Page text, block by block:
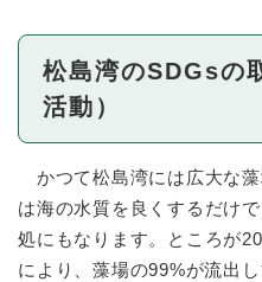
松島湾のSDGsの
活動）
かつて松島湾には広大な
は海の水質を良くするだけ
処にもなります。ところが
により、藻場の99%が流出し